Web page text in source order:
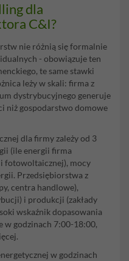
dla
C&I?
nie różnią się formalnie
- obowiązuje ten
te same stawki
leży w skali: firma z
dystrybucyjnego generuje
niż gospodarstwo domowe
dla firmy zależy od 3
(ile energii firma
fotowoltaicznej), mocy
Przedsiębiorstwa z
centra handlowe),
i produkcji (zakłady
wskaźnik dopasowania
w godzinach 7:00-18:00,
w godzinach